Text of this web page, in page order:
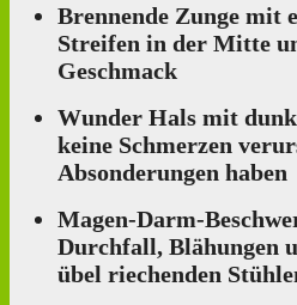
Brennende Zunge mit
Streifen in der Mitte
Geschmack
Wunder Hals mit
keine Schmerzen
Absonderungen haben
Magen-Darm-
Durchfall, Blähungen
übel riechenden